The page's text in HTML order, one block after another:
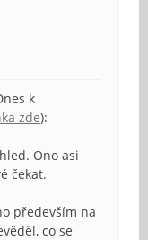
k
zde):
Ono asi
čekat.
především na
co se